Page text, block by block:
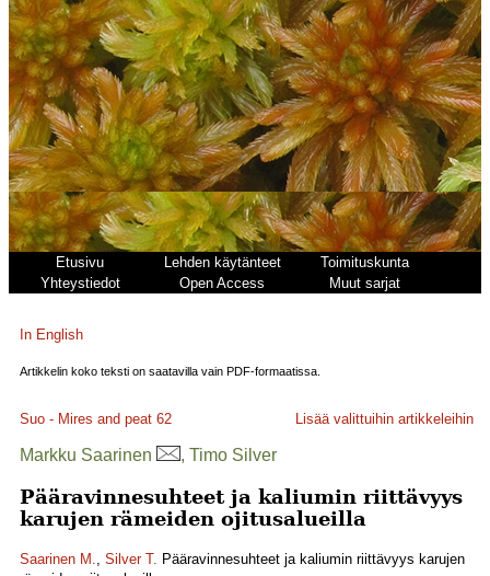
Etusivu Lehden käytänteet
Toimituskunta
Yhteystiedot
Open Access Muut sarjat
In English
Artikkelin koko teksti on saatavilla vain PDF-formaatissa.
Suo - Mires and peat 62 Lisää valittuihin artikkeleihin
Markku Saarinen , Timo Silver
Pääravinnesuhteet ja kaliumin riittävyys
karujen rämeiden ojitusalueilla
Saarinen M., Silver T. Pääravinnesuhteet ja kaliumin riittävyys karujen